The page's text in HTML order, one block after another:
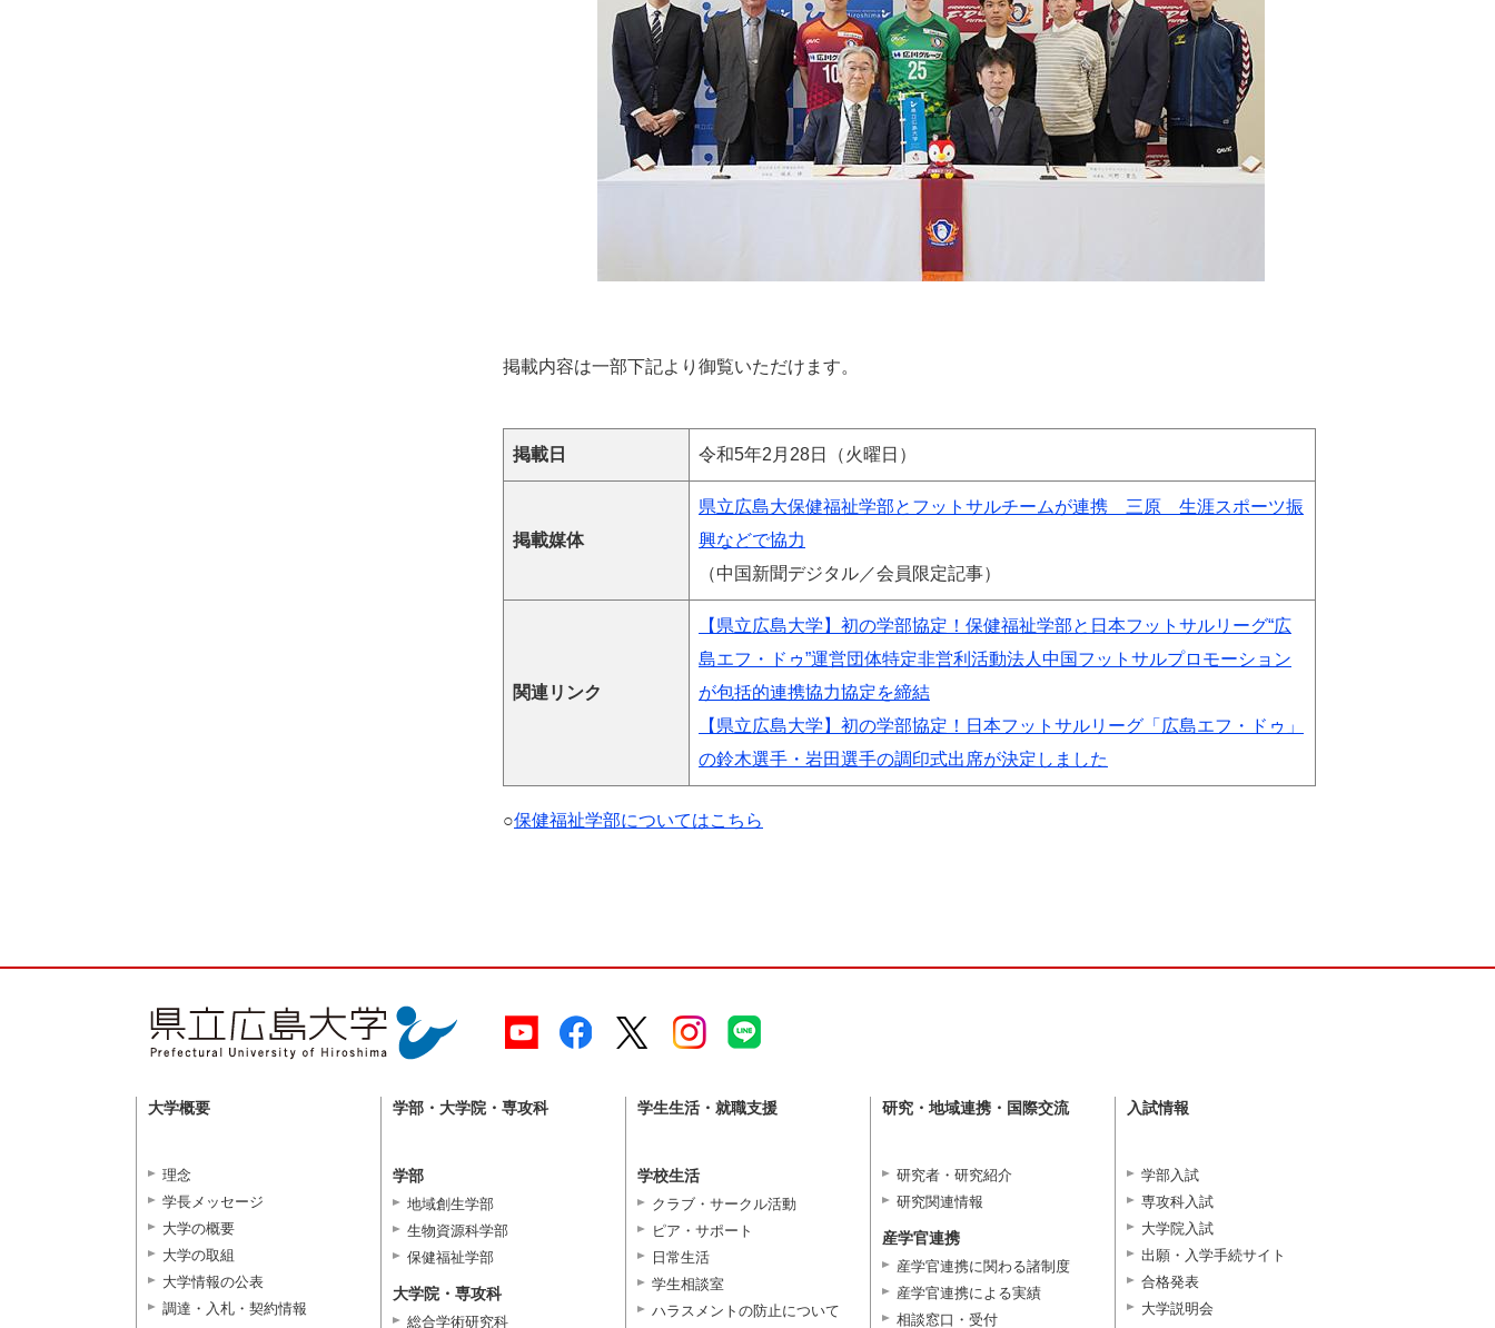
掲載内容は一部下記より御覧いただけます。
掲載日 令和5年2月28日（火曜日）
掲載媒体
県立広島大保健福祉学部とフットサルチームが連携 三原 生涯スポーツ振
興などで協力
（中国新聞デジタル／会員限定記事）
関連リンク
【県立広島大学】初の学部協定！保健福祉学部と日本フットサルリーグ“広
島エフ・ドゥ”運営団体特定非営利活動法人中国フットサルプロモーション
が包括的連携協力協定を締結
【県立広島大学】初の学部協定！日本フットサルリーグ「広島エフ・ドゥ」
の鈴木選手・岩田選手の調印式出席が決定しました
○保健福祉学部についてはこちら
大学概要
理念
学長メッセージ
大学の概要
大学の取組
大学情報の公表
調達・入札・契約情報
学部・大学院・専攻科
学部
地域創生学部
生物資源科学部
保健福祉学部
大学院・専攻科
総合学術研究科
学生生活・就職支援
学校生活
クラブ・サークル活動
ピア・サポート
日常生活
学生相談室
ハラスメントの防止について
研究・地域連携・国際交流
研究者・研究紹介
研究関連情報
産学官連携
産学官連携に関わる諸制度
産学官連携による実績
相談窓口・受付
入試情報
学部入試
専攻科入試
大学院入試
出願・入学手続サイト
合格発表
大学説明会